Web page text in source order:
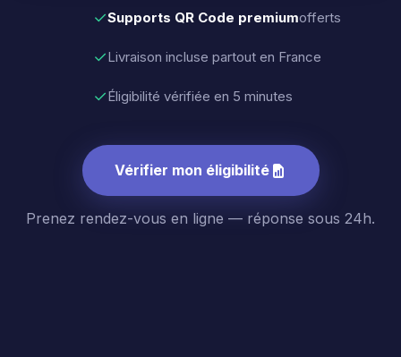
✓Supports QR Code premiumofferts
✓Livraison incluse partout en France
✓Éligibilité vérifiée en 5 minutes
Vérifier mon éligibilité
Prenez rendez-vous en ligne — réponse sous 24h.